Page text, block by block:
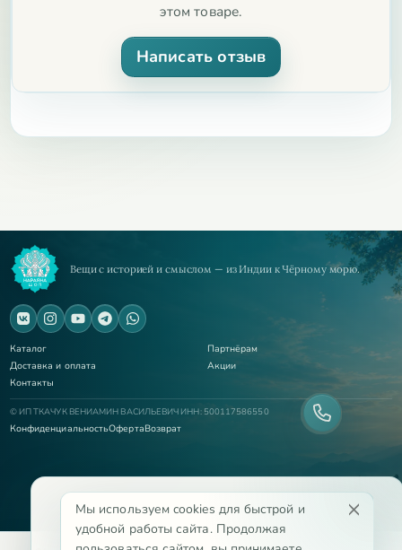
этом товаре.
Написать отзыв
Вещи с историей и смыслом — из Индии к Чёрному морю.
Каталог
Партнёрам
Доставка и оплата
Акции
Контакты
© ИП ТКАЧУК ВЕНИАМИН ВАСИЛЬЕВИЧ ИНН: 500117586550
КонфиденциальностьОфертаВозврат
Мы используем cookies для быстрой и
удобной работы сайта. Продолжая